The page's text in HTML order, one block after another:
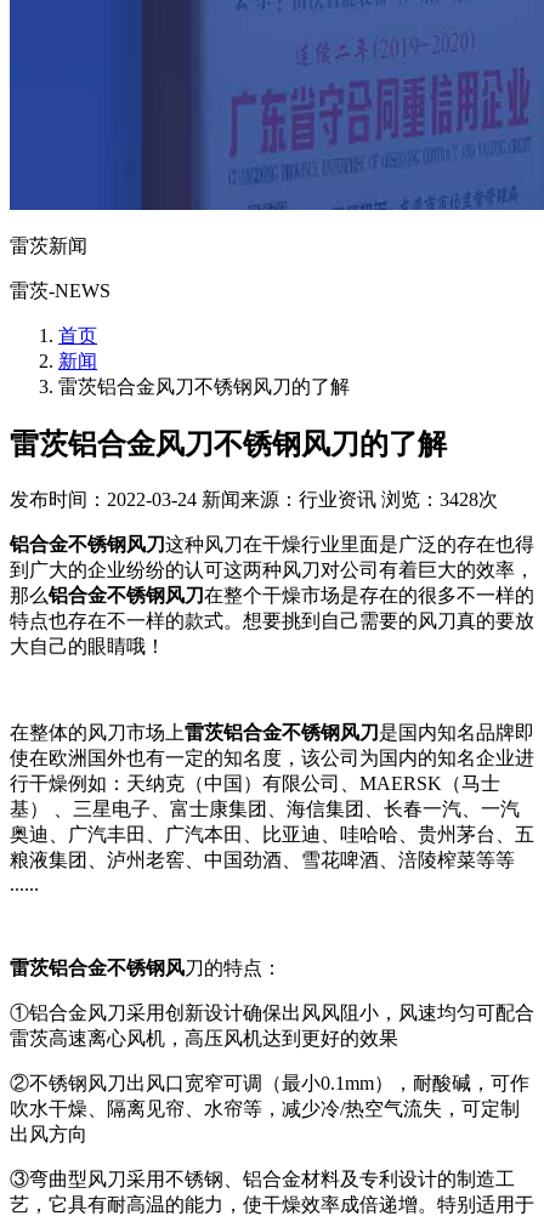
雷茨新闻
雷茨-NEWS
首页
新闻
雷茨铝合金风刀不锈钢风刀的了解
雷茨铝合金风刀不锈钢风刀的了解
发布时间：2022-03-24 新闻来源：行业资讯 浏览：3428次
铝合金不锈钢风刀这种风刀在干燥行业里面是广泛的存在也得
到广大的企业纷纷的认可这两种风刀对公司有着巨大的效率，
那么铝合金不锈钢风刀在整个干燥市场是存在的很多不一样的
特点也存在不一样的款式。想要挑到自己需要的风刀真的要放
大自己的眼睛哦！
在整体的风刀市场上雷茨铝合金不锈钢风刀 是国内知名品牌即
使在欧洲国外也有一定的知名度，该公司为国内的知名企业进
行干燥例如：天纳克（中国）有限公司、MAERSK（马士
基） 、三星电子、富士康集团、海信集团、长春一汽、一汽
奥迪、广汽丰田、广汽本田、比亚迪、哇哈哈、贵州茅台、五
粮液集团、泸州老窖、中国劲酒、雪花啤酒、涪陵榨菜等等
......
雷茨铝合金不锈钢风刀的特点：
①铝合金风刀采用创新设计确保出风风阻小，风速均匀可配合
雷茨高速离心风机，高压风机达到更好的效果
②不锈钢风刀出风口宽窄可调（最小0.1mm），耐酸碱，可作
吹水干燥、隔离见帘、水帘等，减少冷/热空气流失，可定制
出风方向
③弯曲型风刀采用不锈钢、铝合金材料及专利设计的制造工
艺，它具有耐高温的能力，使干燥效率成倍递增。特别适用于